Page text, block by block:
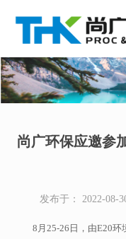
尚广环保应邀参
发布于： 2022-08-
8月25-26日，由E20环